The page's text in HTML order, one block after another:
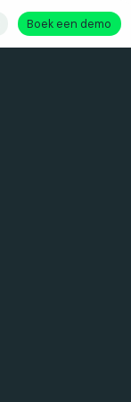
Boek een demo